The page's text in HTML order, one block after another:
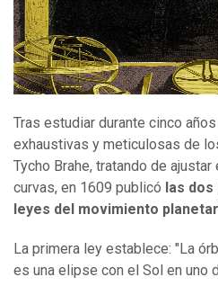
Tras estudiar durante cinco
exhaustivas y meticulosas de
Tycho Brahe, tratando de
curvas, en 1609 publicó las
leyes del movimiento
La primera ley establece: "La
es una elipse con el Sol en uno